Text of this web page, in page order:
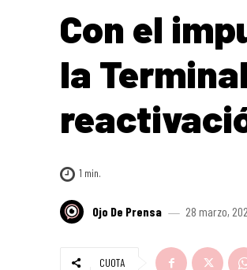
Con el
la
1 min.
Ojo De Prensa 28 marzo,
CUOTA